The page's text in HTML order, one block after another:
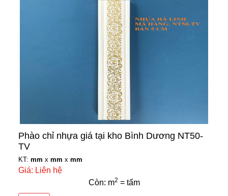
Phào chỉ nhựa giá tại kho Bình Dương NT50-
TV
KT: mm x mm x mm
Giá: Liên hệ
Còn: m2 = tấm